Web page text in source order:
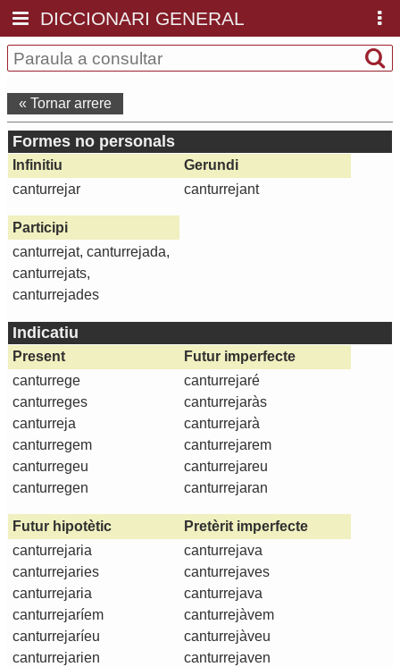
DICCIONARI GENERAL
« Tornar arrere
Formes no personals
Infinitiu
canturrejar
Gerundi
canturrejant
Participi
canturrejat, canturrejada,
canturrejats,
canturrejades
Indicatiu
Present
canturrege
canturreges
canturreja
canturregem
canturregeu
canturregen
Futur imperfecte
canturrejaré
canturrejaràs
canturrejarà
canturrejarem
canturrejareu
canturrejaran
Futur hipotètic
canturrejaria
canturrejaries
canturrejaria
canturrejaríem
canturrejaríeu
canturrejarien
Pretèrit imperfecte
canturrejava
canturrejaves
canturrejava
canturrejàvem
canturrejàveu
canturrejaven